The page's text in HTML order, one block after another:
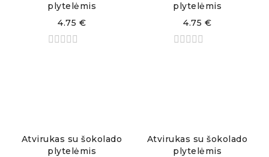
plytelėmis
4.75 €
plytelėmis
4.75 €
Atvirukas su šokolado
plytelėmis
Atvirukas su šokolado
plytelėmis